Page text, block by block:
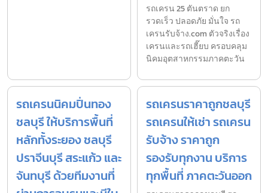
รถเครน 25 ตันตราด ยก
รวดเร็ว ปลอดภัย มั่นใจ รถ
เครนรับจ้าง.com ตัวจริงเรื่อง
เครนและรถเฮี๊ยบ ครอบคลุม
นิคมอุตสาหกรรมภาคตะวัน
รถเครนนิคมปิ่นทอง
ชลบุรี ให้บริการพื้นที่
หลักทั้งระยอง ชลบุรี
ปราจีนบุรี สระแก้ว และ
จันทบุรี ด้วยทีมงานที่
รถเครนราคาถูกชลบุรี
รถเครนให้เช่า รถเครน
รับจ้าง ราคาถูก
รองรับทุกงาน บริการ
ทุกพื้นที่ ภาคตะวันออก